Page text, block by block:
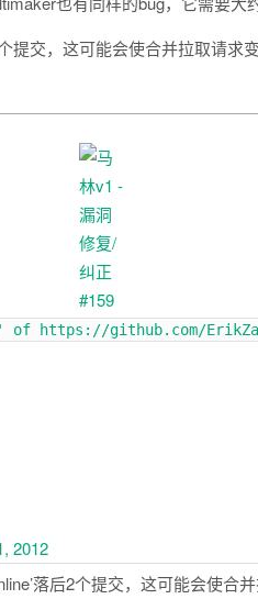
提交，这可能会使合并拉取请求
of
https://github.com/
2012
落后2个提交，这可能会使合